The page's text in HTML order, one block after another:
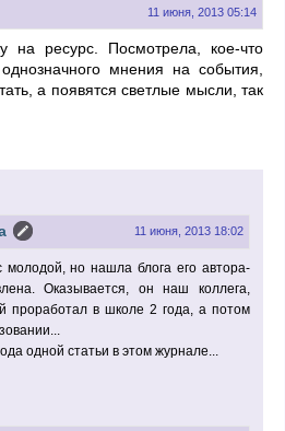
11 июня, 2013 05:14
на ресурс. Посмотрела, кое-что
мнения на события,
а появятся светлые мысли, так
11 июня, 2013 18:02
молодой, но нашла блога его автора-
Оказывается, он наш коллега,
проработал в школе 2 года, а потом
одной статьи в этом журнале...